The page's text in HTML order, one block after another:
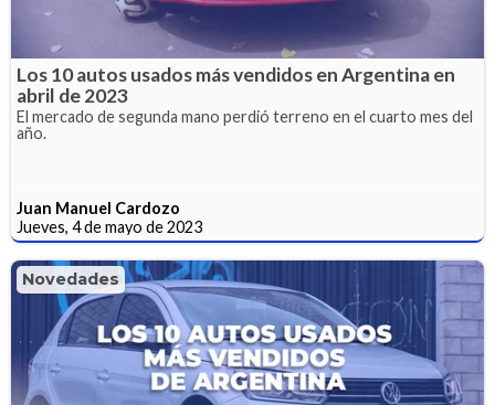
Los 10 autos usados más vendidos en Argentina en
abril de 2023
El mercado de segunda mano perdió terreno en el cuarto mes del
año.
Juan Manuel Cardozo
Jueves, 4 de mayo de 2023
Novedades